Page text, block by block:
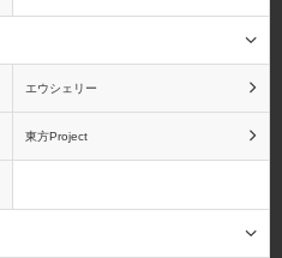
宇宙戦艦ヤマト
エウシェリー
東方Project